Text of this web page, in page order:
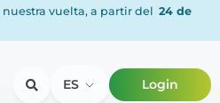
vuelta, a partir del 24 de
ES Login